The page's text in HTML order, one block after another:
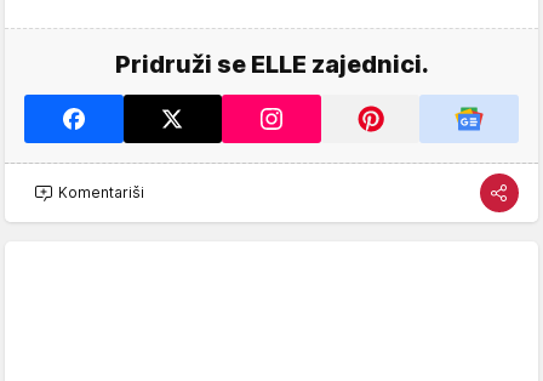
Pridruži se ELLE zajednici.
Komentariši